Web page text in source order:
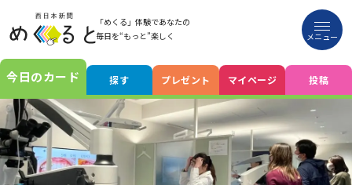
「めくる」体験であなたの
毎日を“もっと”楽しく
今日のカード 探す プレゼント マイページ 投稿
メニュー